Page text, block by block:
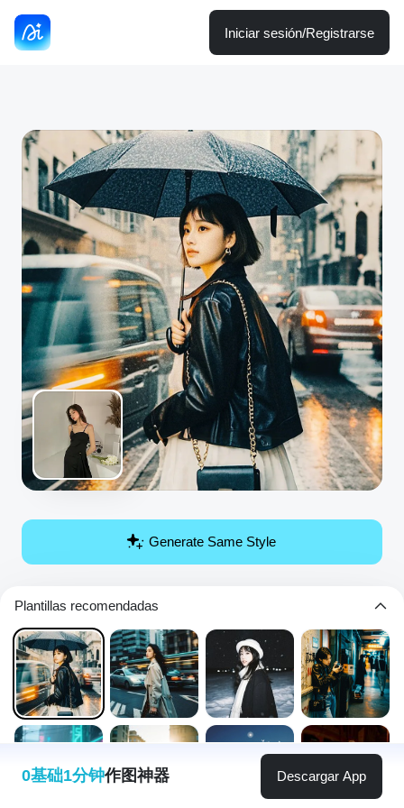
Iniciar sesión/Registrarse
Generate Same Style
Plantillas recomendadas
0基础1分钟作图神器 Descargar App